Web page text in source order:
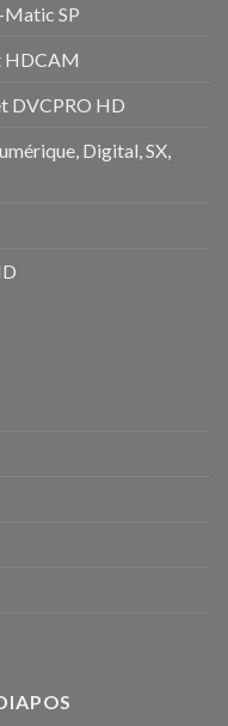
SP
HDCAM
DVCPRO HD
Digital, SX,